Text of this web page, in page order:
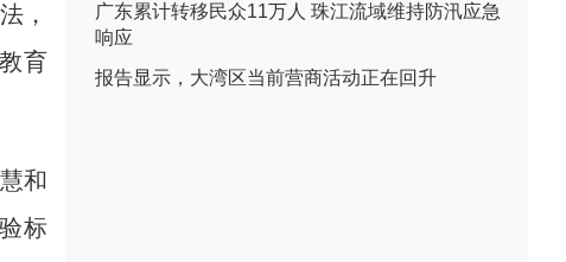
，
育
和
标
广东累计转移民众11万人 珠江流域维持防汛应急
响应
报告显示，大湾区当前营商活动正在回升